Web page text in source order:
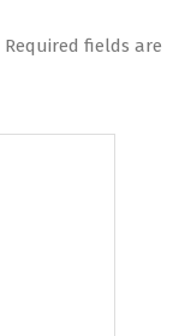
Required fields are